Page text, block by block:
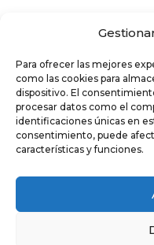
Para ofrecer las mejores
como las cookies para
dispositivo. El
procesar datos como el
identificaciones únicas en
consentimiento, puede
características y funciones.
Categorías
No hay categorías
Meta
Acceder
Feed de entradas
Feed de comentarios